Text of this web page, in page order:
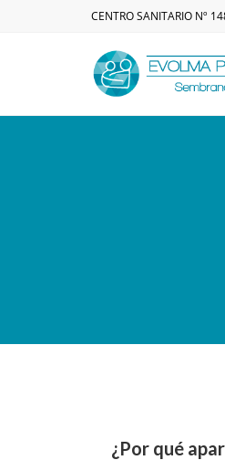
CENTRO SANITARIO Nº
¿Por qué